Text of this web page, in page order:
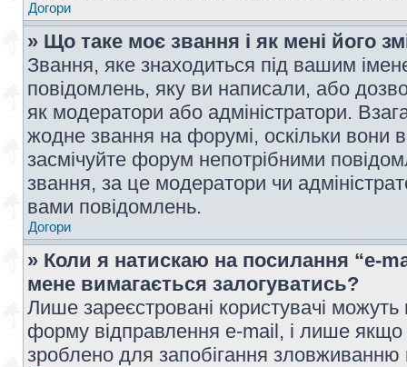
Догори
» Що таке моє звання і як мені його
Звання, яке знаходиться під вашим
повідомлень, яку ви написали, або
як модератори або адміністратори.
жодне звання на форумі, оскільки вони
засмічуйте форум непотрібними
звання, за це модератори чи
вами повідомлень.
Догори
» Коли я натискаю на посилання “e-
мене вимагається залогуватись?
Лише зареєстровані користувачі
форму відправлення e-mail, і лише
зроблено для запобігання